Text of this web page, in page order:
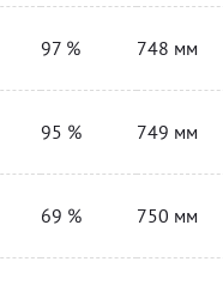
97 % 748 мм
95 % 749 мм
69 % 750 мм